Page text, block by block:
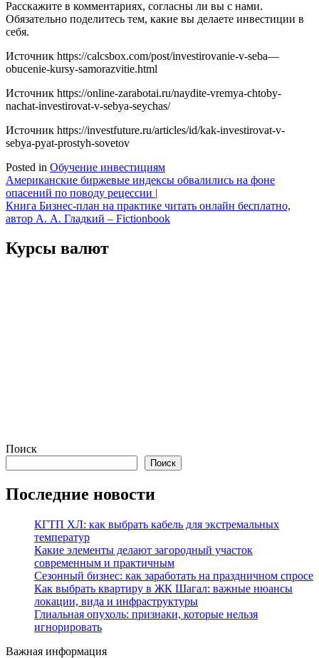
Расскажите в комментариях, согласны ли вы с нами.
Обязательно поделитесь тем, какие вы делаете инвестиции в
себя.
Источник https://calcsbox.com/post/investirovanie-v-seba—
obucenie-kursy-samorazvitie.html
Источник https://online-zarabotai.ru/naydite-vremya-chtoby-
nachat-investirovat-v-sebya-seychas/
Источник https://investfuture.ru/articles/id/kak-investirovat-v-
sebya-pyat-prostyh-sovetov
Posted in Обучение инвестициям
Навигация
по
записям
Американские биржевые индексы обвалились на фоне
опасений по поводу рецессии |
Книга Бизнес-план на практике читать онлайн бесплатно,
автор А. А. Гладкий – Fictionbook
Курсы валют
Поиск
Поиск
Последние новости
КГТП ХЛ: как выбрать кабель для экстремальных
температур
Какие элементы делают загородный участок
современным и практичным
Сезонный бизнес: как заработать на праздничном спросе
Как выбрать квартиру в ЖК Шагал: важные нюансы
локации, вида и инфраструктуры
Глиальная опухоль: признаки, которые нельзя
игнорировать
Важная информация